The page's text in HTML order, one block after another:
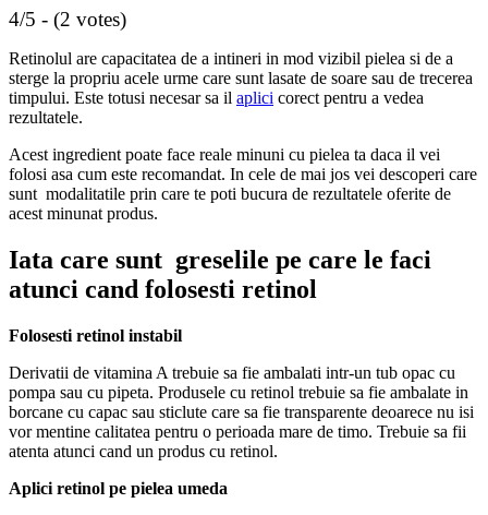
4/5 - (2 votes)
Retinolul are capacitatea de a intineri in mod vizibil pielea si de a
sterge la propriu acele urme care sunt lasate de soare sau de trecerea
timpului. Este totusi necesar sa il aplici corect pentru a vedea
rezultatele.
Acest ingredient poate face reale minuni cu pielea ta daca il vei
folosi asa cum este recomandat. In cele de mai jos vei descoperi care
sunt modalitatile prin care te poti bucura de rezultatele oferite de
acest minunat produs.
Iata care sunt greselile pe care le faci
atunci cand folosesti retinol
Folosesti retinol instabil
Derivatii de vitamina A trebuie sa fie ambalati intr-un tub opac cu
pompa sau cu pipeta. Produsele cu retinol trebuie sa fie ambalate in
borcane cu capac sau sticlute care sa fie transparente deoarece nu isi
vor mentine calitatea pentru o perioada mare de timo. Trebuie sa fii
atenta atunci cand un produs cu retinol.
Aplici retinol pe pielea umeda